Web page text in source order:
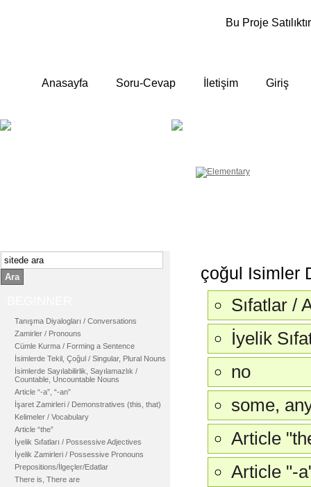
Bu Proje
Anasayfa Soru-Cevap İletişim Giriş
Ara
Tanışma Diyalogları / Conversations
Zamirler / Pronouns
Cümle Kurma / Forming a Sentence
İsimlerde Tekil, Çoğul / Singular, Plural Nouns
İsimlerde Sayılabilirlik, Sayılamazlık /
Countable, Uncountable Nouns
Article “-a”, “-an”
İşaret Zamirleri / Demonstratives (this, that)
Kelimeler / Vocabulary
Article “the”
İyelik Sıfatları / Possessive Adjectives
İyelik Zamirleri / Possessive Pronouns
Prepositions/İlgeçler/Edatlar
There is, There are
çoğul Isimler
Sıfatlar /
İyelik
no
some,
Article
Article "-